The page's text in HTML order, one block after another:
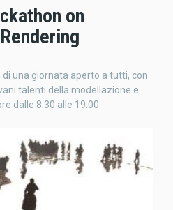
on
di una giornata aperto a tutti, con
talenti della modellazione e
dalle 8.30 alle 19:00